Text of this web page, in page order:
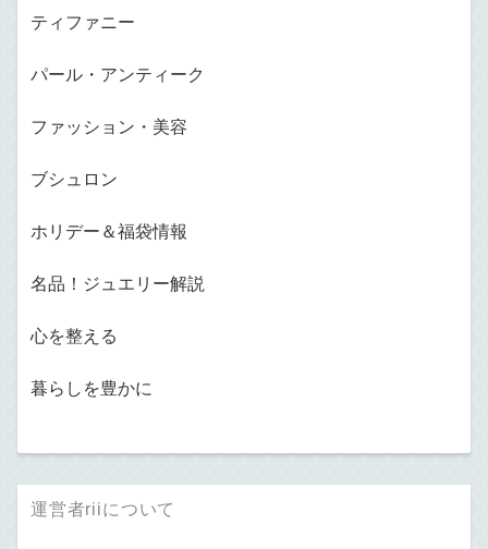
ティファニー
パール・アンティーク
ファッション・美容
ブシュロン
ホリデー＆福袋情報
名品！ジュエリー解説
心を整える
暮らしを豊かに
運営者riiについて